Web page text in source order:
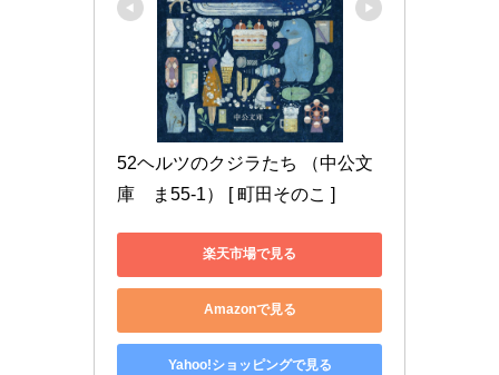
52ヘルツのクジラたち （中公文
庫　ま55-1） [ 町田そのこ ]
楽天市場で見る
Amazonで見る
Yahoo!ショッピングで見る